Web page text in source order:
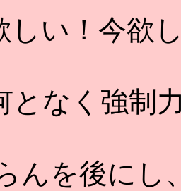
い！今欲
なく強制
んを後にし